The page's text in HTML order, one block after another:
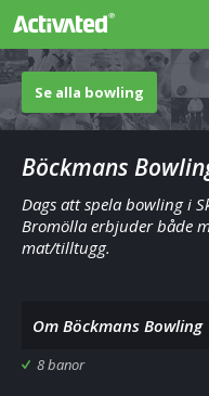
Se alla bowling
Böckmans
Dags att spela bowling i
Bromölla erbjuder både
mat/tilltugg.
Om Böckmans Bowling
8 banor